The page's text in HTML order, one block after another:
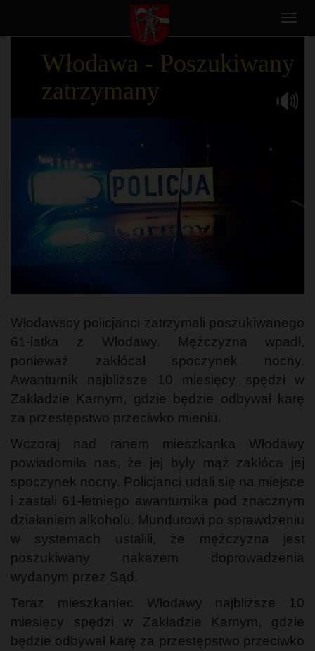
Włodawa - Poszukiwany
zatrzymany
Włodawscy policjanci zatrzymali poszukiwanego
61-latka z Włodawy. Mężczyzna wpadł,
ponieważ zakłócał spoczynek nocny.
Awanturnik najbliższe 10 miesięcy spędzi w
Zakładzie Karnym, gdzie będzie odbywał karę
za przestępstwo przeciwko mieniu.
Wczoraj nad ranem mieszkanka Włodawy
powiadomiła nas, że jej były mąż zakłóca jej
spoczynek nocny. Policjanci udali się na miejsce
i zastali 61-letniego awanturnika pod znacznym
działaniem alkoholu. Mundurowi po sprawdzeniu
w systemach ustalili, że mężczyzna jest
poszukiwany nakazem doprowadzenia
wydanym przez Sąd.
Teraz mieszkaniec Włodawy najbliższe 10
miesięcy spędzi w Zakładzie Karnym, gdzie
będzie odbywał karę za przestępstwo przeciwko